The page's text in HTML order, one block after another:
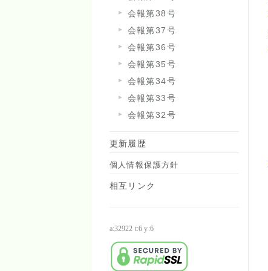
会報第38号
会報第37号
会報第36号
会報第35号
会報第34号
会報第33号
会報第32号
更新履歴
個人情報保護方針
相互リンク
a:32922 t:6 y:6